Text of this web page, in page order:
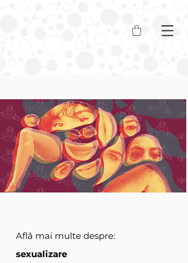
Află mai multe despre:
sexualizare